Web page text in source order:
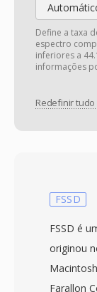
Define a taxa
espectro
inferiores a
informações
Redefinir tudo
FSSD
FSSD é
originou
Farallon